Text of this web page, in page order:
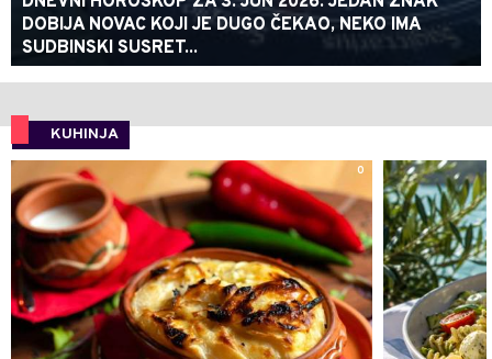
DOBIJA NOVAC KOJI JE DUGO ČEKAO, NEKO IMA
SUDBINSKI SUSRET...
KUHINJA
0